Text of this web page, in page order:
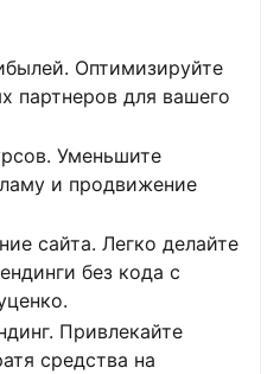
Оптимизируйте
партнеров для вашего
Уменьшите
и продвижение
сайта. Легко делайте
без кода с
Привлекайте
средства на